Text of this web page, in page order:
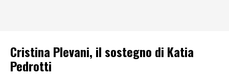
Cristina Plevani, il sostegno di Katia
Pedrotti